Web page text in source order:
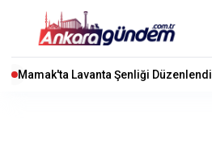
Mamak'ta Lavanta Şenliği Düzenlendi